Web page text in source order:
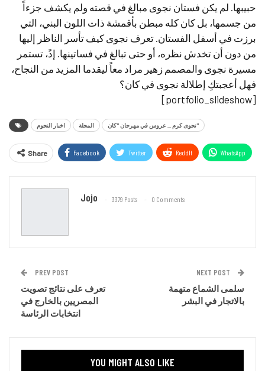
حبيبها. لم يكن فستان نجوى مبالغ في قصته ولم يكشف جزءاً
من جسمها، بل كان كله مبطن بأقمشة ذات اللون البني، التي
برزت في أسفل الفستان. تعرف نجوى كيف تأسر الناظر إليها
من دون أن تخدش نظره، أو حتى تبالغ في فساتينها. إذً، تستمر
مسيرة نجوى والمصمم زهير مراد معاً ليقدما المزيد من النجاح،
فهل أعجبتكِ إطلالة نجوى في كان؟
[portfolio_slideshow]
اخبار النجوم المجلة نجوى كرم ... عروس في مهرجان "كان"
Share Facebook Twitter ReddIt WhatsApp
Jojo 3379 Posts 0 Comments
PREV POST
تعرف على نتائج تصويت
المصريين بالخارج في
انتخابات الرئاسة
NEXT POST
سلمى الشماع متهمة
بالاتجار في البشر
YOU MIGHT ALSO LIKE